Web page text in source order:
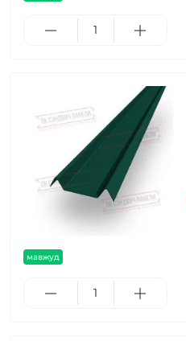
мавжуд